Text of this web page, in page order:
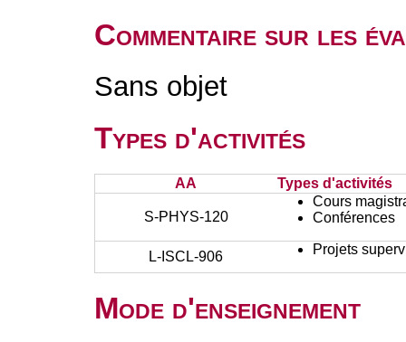
Commentaire sur les
Sans objet
Types d'activités
AA Types d'activités
S-PHYS-120
Cours
Conférences
L-ISCL-906 Projets
Mode d'enseignement